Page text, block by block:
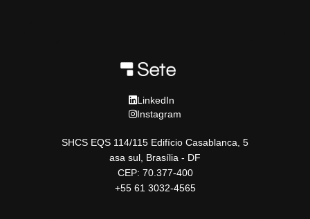
LinkedIn
Instagram
SHCS EQS 114/115 Edifício Casablanca, 5
asa sul, Brasília - DF
CEP: 70.377-400
+55 61 3032-4565